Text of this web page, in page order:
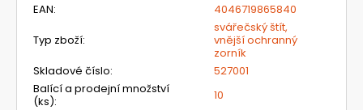
EAN:
4046719865840
Typ zboží:
svářečský štít,
vnější ochranný
zorník
Skladové číslo:
527001
Balící a prodejní množství
(ks):
10